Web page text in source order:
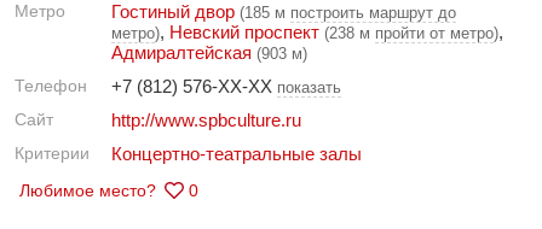
Метро Гостиный двор (185 м построить маршрут до
метро), Невский проспект (238 м пройти от метро),
Адмиралтейская (903 м)
Телефон +7 (812) 576-XX-XX показать
Сайт http://www.spbculture.ru
Критерии Концертно-театральные залы
Любимое место? 0